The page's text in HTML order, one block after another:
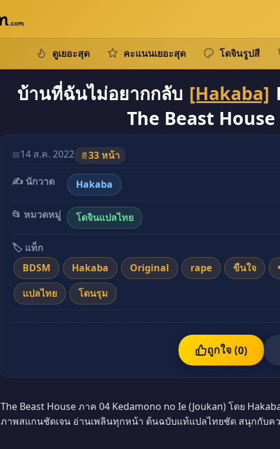
ดูเยอะสุด คะแนนเยอะสุด โดจินรูปสี
บ้านที่ฉันไม่อยากกลับ [Hakaba]
The Beast
📅14 ส.ค. 2022 📄33 หน้า
✍️ นักวาด
Hakaba
📂 หมวดหมู่ โดจินแปลไทย
🏷️ แท็ก
BDSM
Hakaba Original rape ขืนใจ
แปลไทย
โดนรุม
ถูกใจ (0)
The Beast House ภาค 04 Kedamono no Ie (Joukan) โดย
ภาพสแกนชัดเจน อ่านเพลินทุกหน้า ต้นฉบับแท้แปลไทยชัด สนุกกับค